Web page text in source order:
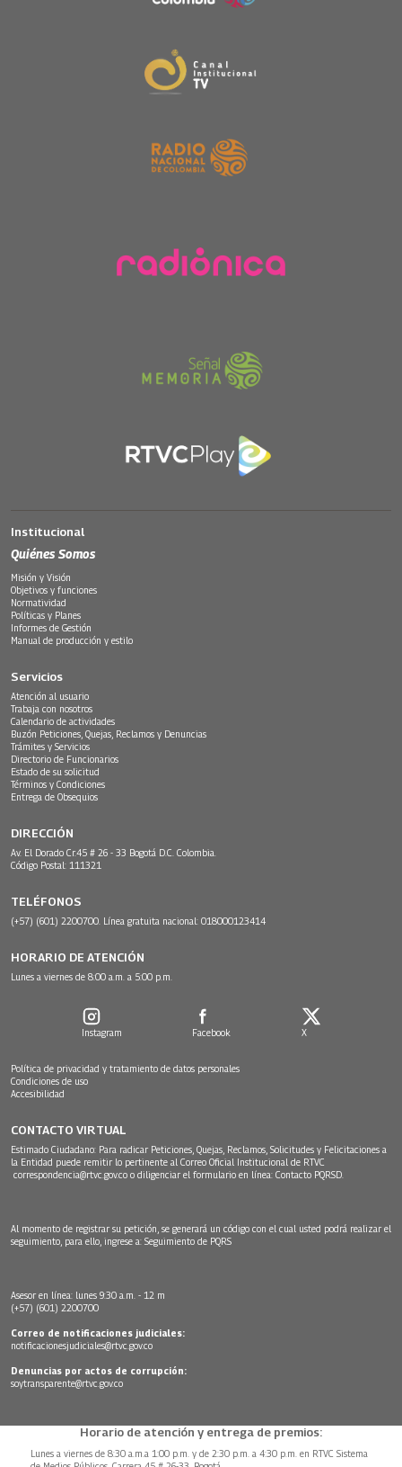
Institucional
Quiénes Somos
Misión y Visión
Objetivos y funciones
Normatividad
Políticas y Planes
Informes de Gestión
Manual de producción y estilo
Servicios
Atención al usuario
Trabaja con nosotros
Calendario de actividades
Buzón Peticiones, Quejas, Reclamos y Denuncias
Trámites y Servicios
Directorio de Funcionarios
Estado de su solicitud
Términos y Condiciones
Entrega de Obsequios
DIRECCIÓN
Av. El Dorado Cr.45 # 26 - 33 Bogotá D.C. Colombia.
Código Postal: 111321
TELÉFONOS
(+57) (601) 2200700. Línea gratuita nacional: 018000123414
HORARIO DE ATENCIÓN
Lunes a viernes de 8:00 a.m. a 5:00 p.m.
Instagram Facebook X
Política de privacidad y tratamiento de datos personales
Condiciones de uso
Accesibilidad
CONTACTO VIRTUAL
Estimado Ciudadano: Para radicar Peticiones, Quejas, Reclamos, Solicitudes y Felicitaciones a
la Entidad puede remitir lo pertinente al Correo Oficial Institucional de RTVC
correspondencia@rtvc.gov.co o diligenciar el formulario en línea: Contacto PQRSD.
Al momento de registrar su petición, se generará un código con el cual usted podrá realizar el
seguimiento, para ello, ingrese a: Seguimiento de PQRS
Asesor en línea: lunes 9:30 a.m. - 12 m
(+57) (601) 2200700
Correo de notificaciones judiciales:
notificacionesjudiciales@rtvc.gov.co
Denuncias por actos de corrupción:
soytransparente@rtvc.gov.co
Horario de atención y entrega de premios:
Lunes a viernes de 8:30 a.m.a 1:00 p.m. y de 2:30 p.m. a 4:30 p.m. en RTVC Sistema